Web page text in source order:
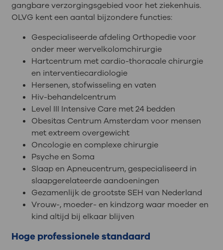
gangbare verzorgingsgebied voor het ziekenhuis.
OLVG kent een aantal bijzondere functies:
Gespecialiseerde afdeling Orthopedie voor
onder meer wervelkolomchirurgie
Hartcentrum met cardio-thoracale chirurgie
en interventiecardiologie
Hersenen, stofwisseling en vaten
Hiv-behandelcentrum
Level III Intensive Care met 24 bedden
Obesitas Centrum Amsterdam voor mensen
met extreem overgewicht
Oncologie en complexe chirurgie
Psyche en Soma
Slaap en Apneucentrum, gespecialiseerd in
slaapgerelateerde aandoeningen
Gezamenlijk de grootste SEH van Nederland
Vrouw-, moeder- en kindzorg waar moeder en
kind altijd bij elkaar blijven
Hoge professionele standaard